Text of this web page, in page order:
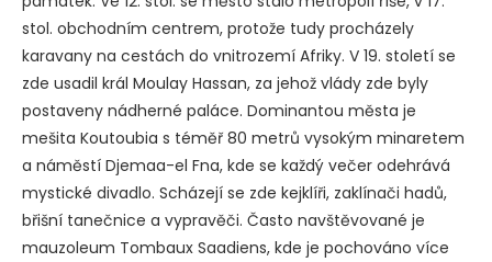
stol. obchodním centrem, protože tudy procházely
karavany na cestách do vnitrozemí Afriky. V 19. století se
zde usadil král Moulay Hassan, za jehož vlády zde byly
postaveny nádherné paláce. Dominantou města je
mešita Koutoubia s téměř 80 metrů vysokým minaretem
a náměstí Djemaa-el Fna, kde se každý večer odehrává
mystické divadlo. Scházejí se zde kejklíři, zaklínači hadů,
břišní tanečnice a vypravěči. Často navštěvované je
mauzoleum Tombaux Saadiens, kde je pochováno více